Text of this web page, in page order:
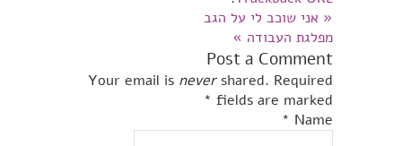
« אני שוכב לי על הגב
מפלגת העבודה »
Post a Comment
Your email is nevershared. Required
fields are marked
*
Name
*